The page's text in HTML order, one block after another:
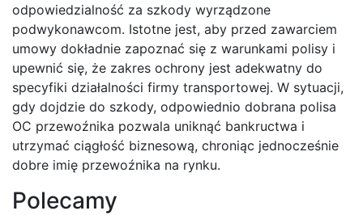
odpowiedzialność za szkody wyrządzone
podwykonawcom. Istotne jest, aby przed zawarciem
umowy dokładnie zapoznać się z warunkami polisy i
upewnić się, że zakres ochrony jest adekwatny do
specyfiki działalności firmy transportowej. W sytuacji,
gdy dojdzie do szkody, odpowiednio dobrana polisa
OC przewoźnika pozwala uniknąć bankructwa i
utrzymać ciągłość biznesową, chroniąc jednocześnie
dobre imię przewoźnika na rynku.
Polecamy